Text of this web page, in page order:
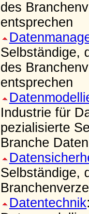
des
entsprechen
Selbständige,
des
entsprechen
Industrie für
pezialisierte
Branche
Selbständige,
Datentechnik